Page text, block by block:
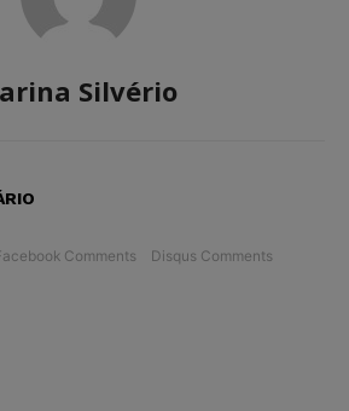
Silvério
Comments Disqus Comments